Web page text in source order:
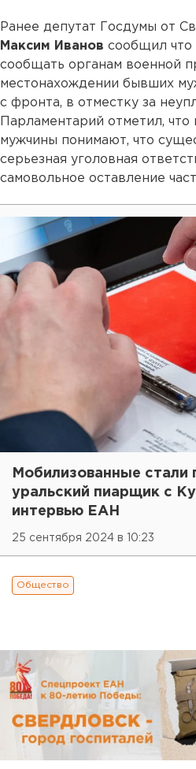
Ранее депутат Госдумы от
Максим Иванов сообщил что
сообщать органам военной
местонахождении бывших
с фронта, в отместку за
Парламентарий отметил, что
мужчины понимают, что
серьезная уголовная
самовольное оставление
Мобилизованные стали
уральский пиарщик с
интервью ЕАН
25 сентября 2024 в 10:23
Общество